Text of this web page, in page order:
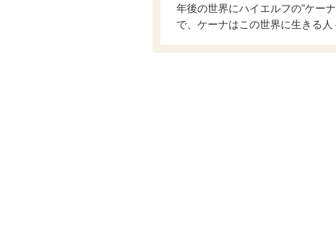
年後の世界にハイエルフの“ケー
で、ケーナはこの世界に生きる人